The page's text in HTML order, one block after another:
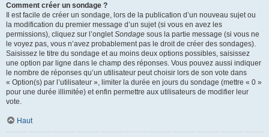
Comment créer un sondage ?
Il est facile de créer un sondage, lors de la publication d’un nouveau sujet ou
la modification du premier message d’un sujet (si vous en avez les
permissions), cliquez sur l’onglet Sondage sous la partie message (si vous ne
le voyez pas, vous n’avez probablement pas le droit de créer des sondages).
Saisissez le titre du sondage et au moins deux options possibles, saisissez
une option par ligne dans le champ des réponses. Vous pouvez aussi indiquer
le nombre de réponses qu’un utilisateur peut choisir lors de son vote dans
« Option(s) par l’utilisateur », limiter la durée en jours du sondage (mettre « 0 »
pour une durée illimitée) et enfin permettre aux utilisateurs de modifier leur
vote.
Haut